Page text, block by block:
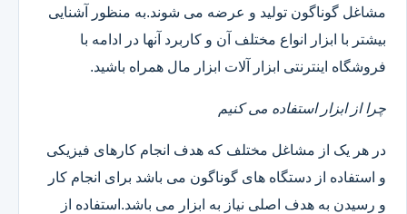
مشاغل گوناگون تولید و عرضه می شوند.به منظور آشنایی
بیشتر با ابزار انواع مختلف آن و کاربرد آنها در ادامه با
فروشگاه اینترنتی ابزار آلات ابزار مال همراه باشید.
چرا از ابزار استفاده می کنیم
در هر یک از مشاغل مختلف که هدف انجام کارهای فیزیکی
و استفاده از دستگاه های گوناگون می باشد برای انجام کار
و رسیدن به هدف اصلی نیاز به ابزار می باشد.استفاده از